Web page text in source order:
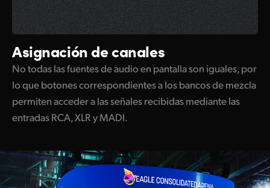
Asignación de canales
No todas las fuentes de audio en pantalla son iguales, por
lo que botones correspondientes a los bancos de mezcla
permiten acceder a las señales recibidas mediante las
entradas RCA, XLR y MADI.